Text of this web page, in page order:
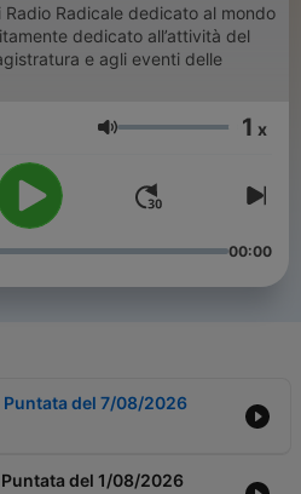
Radicale dedicato al mondo
dedicato all’attività del
e agli eventi delle
Lautstärke 1 x
00:00
del 7/08/2026
del 1/08/2026